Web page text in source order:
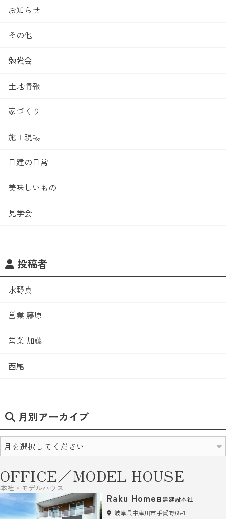
お知らせ
その他
勉強会
土地情報
家づくり
施工現場
日建の日常
美味しいもの
見学会
投稿者
水野真
営業 藤原
営業 加藤
西尾
月別アーカイブ
OFFICE／MODEL HOUSE
本社・モデルハウス
Raku Home 日建建設本社
岐阜県中津川市手賀野65-1